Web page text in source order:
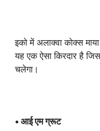
इको में अलाक्वा कोक्स
यह एक ऐसा किरदार है
चलेगा।
• आई एम ग्रूट